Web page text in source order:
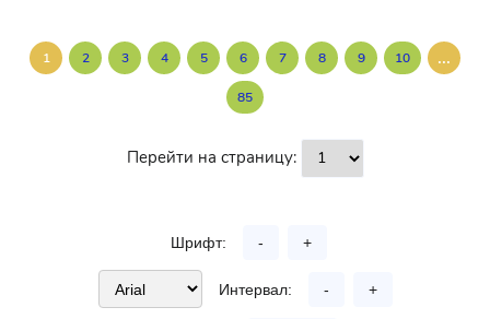
1 2 3 4 5 6 7 8 9 10 ...
85
Перейти на страницу:
Шрифт: - +
Интервал: - +